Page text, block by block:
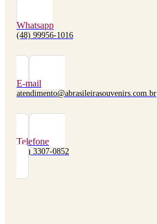
Whatsapp
(48) 99956-1016
E-mail
atendimento@abrasileirasouvenirs.com.br
Telefone
(48) 3307-0852